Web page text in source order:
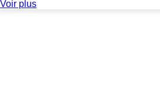
Voir plus